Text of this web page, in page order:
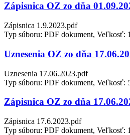
Zápisnica OZ zo dňa
Zápisnica 1.9.2023.pdf
Typ súboru: PDF dokument, Veľkosť:
Uznesenia OZ zo dňa
Uznesenia 17.06.2023.pdf
Typ súboru: PDF dokument, Veľkosť:
Zápisnica OZ zo dňa
Zápisnica 17.6.2023.pdf
Typ súboru: PDF dokument, Veľkosť: